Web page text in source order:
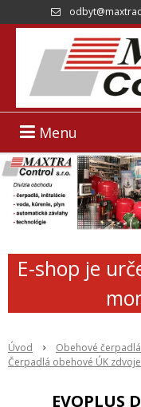
Menu
E-shop je
Úvod Obehové čerpadlá
Čerpadlá obehové ÚK
EVOPLUS